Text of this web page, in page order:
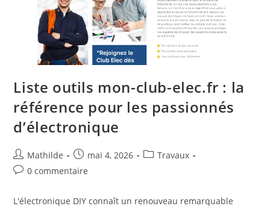
Liste outils mon-club-elec.fr : la
référence pour les passionnés
d’électronique
Mathilde mai 4, 2026
Travaux
0 commentaire
L'électronique DIY connaît un renouveau remarquable